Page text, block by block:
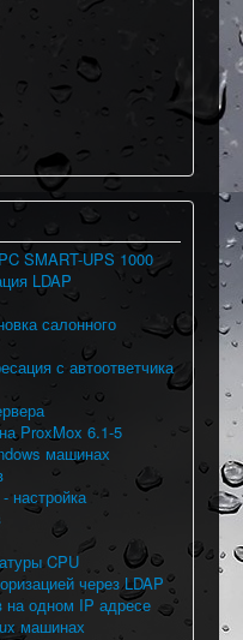
SMART-UPS 1000
LDAP
салонного
с автоответчика
ProxMox 6.1-5
машинах
настройка
CPU
через LDAP
на одном IP адресе
машинах